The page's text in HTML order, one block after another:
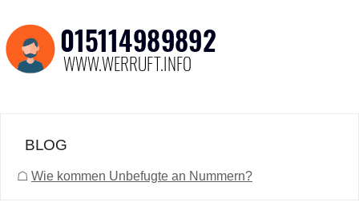
BLOG
☖ Wie kommen Unbefugte an Nummern?